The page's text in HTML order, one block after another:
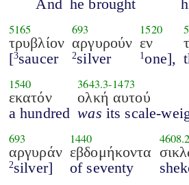
And he brought
5165
τρυβλίον
[3saucer
693
αργυρούν
2silver
1520
εν
1 one],
1540
εκατόν
a hundred
3643.3-1473
ολκή αυτού
was its scale-
693
αργυράν
2silver]
1440
εβδομήκοντα
of seventy
4608.2